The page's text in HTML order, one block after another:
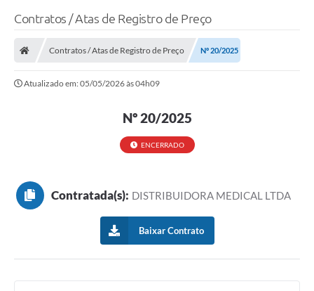
Contratos / Atas de Registro de Preço
Contratos / Atas de Registro de Preço Nº 20/2025
Atualizado em: 05/05/2026 às 04h09
Nº 20/2025
ENCERRADO
Contratada(s): DISTRIBUIDORA MEDICAL LTDA
Baixar Contrato